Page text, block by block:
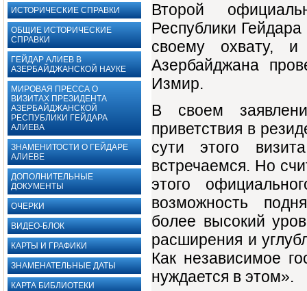
ИСТОРИЧЕСКИЕ СПРАВКИ
ОБЩИЕ ИСТОРИЧЕСКИЕ
СПРАВКИ
ГЕЙДАР АЛИЕВ В
АЗЕРБАЙДЖАНСКОЙ НАУКЕ
МИРОВАЯ ПРЕССА О
ВИЗИТАХ ПРЕЗИДЕНТА
АЗЕРБАЙДЖАНСКОЙ
РЕСПУБЛИКИ ГЕЙДАРА
АЛИЕВА
ЗНАМЕНИТОСТИ О ГЕЙДАРЕ
АЛИЕВЕ
ДОПОЛНИТЕЛЬНЫЕ
ДОКУМЕНТЫ ‎
ОЧЕРКИ
ВИДЕО-БЛОК
КАРТЫ И ГРАФИКИ
ЗНАМЕНАТЕЛЬНЫЕ ДАТЫ
КАРТА БИБЛИОТЕКИ
Второй
Республики
своему охвату, и
Азербайджана
Измир.
В своем
приветствия в
сути этого
встречаемся. Но
этого
возможность
более вы­сокий
расширения и
Как независи­мое
нуждается в этом».